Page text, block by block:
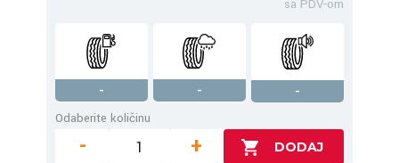
sa PDV-om
- -
-
Odaberite količinu
- +